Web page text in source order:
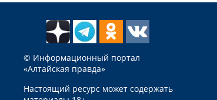
© Информационный портал
«Алтайская правда»
Настоящий ресурс может содержать